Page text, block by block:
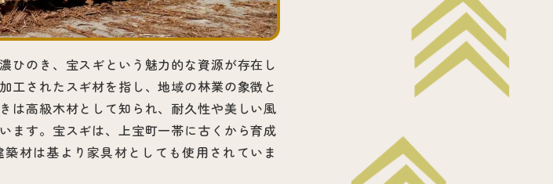
ひのき、宝スギという魅力的な資源が存在し
工されたスギ材を指し、地域の林業の象徴と
は高級木材として知られ、耐久性や美しい風
ます。宝スギは、上宝町一帯に古くから育成
材は基より家具材としても使用されていま